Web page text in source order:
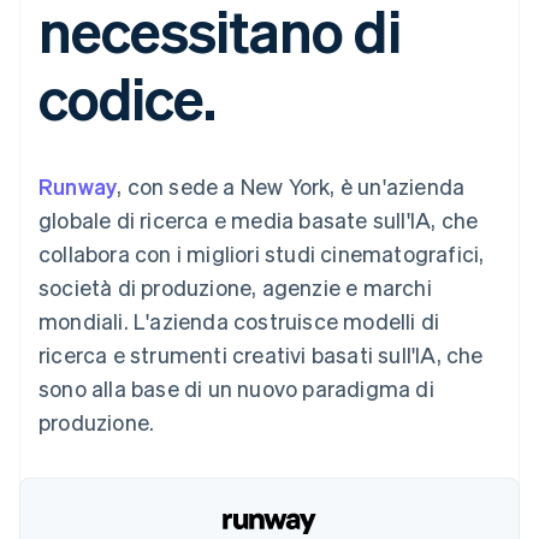
flessibile
Metodi di
pagamento
oltre 125
Terminal
Authorization
Boost
Accettazione
ottimizzata
Pagamento
accelerato
Connections
Conti finanziari
della contabilità
Stripe Sigma
Gestione del denaro
Piattaforme
SaaS
Aziende di IA
Creator economy
Gaming
Ospitalità, viaggi e
tempo libero
Assicurazione
intrattenimento
Organizzazioni non
profit
Gestire gli
abbonamenti
Offrire addebiti in base
Emettere carte
garantite da stablecoin
gestisci i servizi con gli
agenti
Risorse
Integrazioni app
Esempi di codice
Blog per sviluppatori
Roadmap del prodotto
Conferenza annuale
Lavora con noi
Sala stampa
Recapiti
Contattaci
Diventa nostro partner
necessitano di
codice.
Runway, con sede a New York, è un'azienda
globale di ricerca e media basate sull'IA, che
collabora con i migliori studi cinematografici,
società di produzione, agenzie e marchi
mondiali. L'azienda costruisce modelli di
ricerca e strumenti creativi basati sull'IA, che
sono alla base di un nuovo paradigma di
produzione.